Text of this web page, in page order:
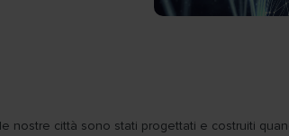
nostre città sono stati progettati e costruiti